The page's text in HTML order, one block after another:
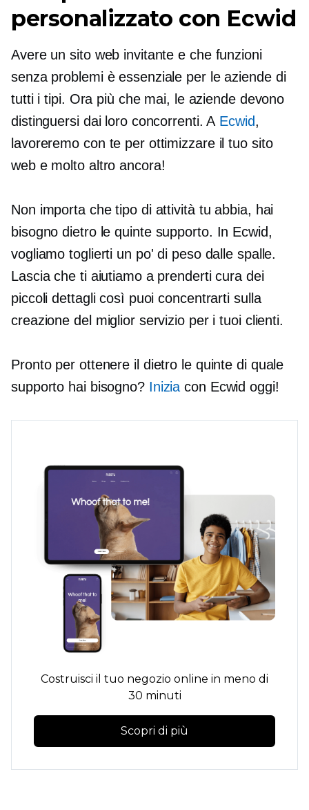
personalizzato con Ecwid
Avere un sito web invitante e che funzioni
senza problemi è essenziale per le aziende di
tutti i tipi. Ora più che mai, le aziende devono
distinguersi dai loro concorrenti. A Ecwid,
lavoreremo con te per ottimizzare il tuo sito
web e molto altro ancora!
Non importa che tipo di attività tu abbia, hai
bisognodietro le quintesupporto. In Ecwid,
vogliamo toglierti un po' di peso dalle spalle.
Lascia che ti aiutiamo a prenderti cura dei
piccoli dettagli così puoi concentrarti sulla
creazione del miglior servizio per i tuoi clienti.
Pronto per ottenere il dietro le quinte di quale
supporto hai bisogno? Inizia con Ecwid oggi!
Costruisci il tuo negozio online in meno di
30 minuti
Scopri di più